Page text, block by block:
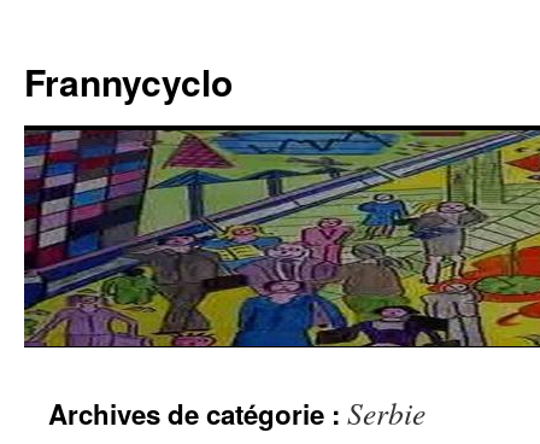
contenu
Frannycyclo
Archives de catégorie : Serbie